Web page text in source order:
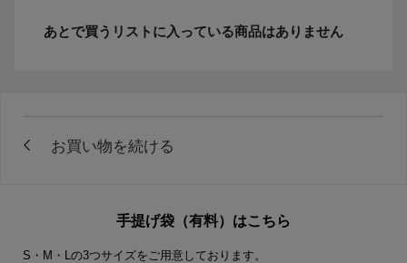
あとで買うリストに入っている商品はありません
手提げ袋（有料）はこちら
S・M・Lの3つサイズをご用意しております。